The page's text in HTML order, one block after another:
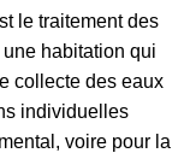
le traitement des
habitation qui
collecte des eaux
individuelles
voire pour la